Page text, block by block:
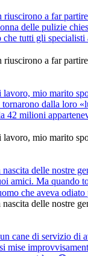
a far partire
delle pulizie
che tutti gli
a far partire
mio marito
tornarono dalla loro
42 milioni
mio marito
delle nostre
amici. Ma quando
che aveva
delle nostre
cane di servizio di
mise